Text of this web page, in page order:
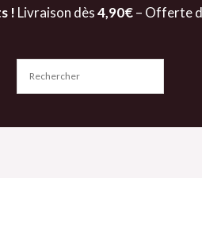
! Livraison dès4,90€– Offerte